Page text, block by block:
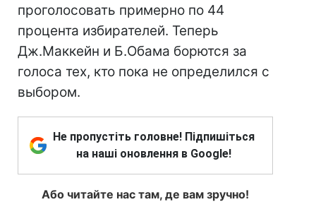
проголосовать примерно по 44
процента избирателей. Теперь
Дж.Маккейн и Б.Обама борются за
голоса тех, кто пока не определился с
выбором.
Не пропустіть головне! Підпишіться
на наші оновлення в Google!
Або читайте нас там, де вам зручно!